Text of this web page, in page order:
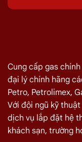
Cung cấp gas
đại lý chính hãng
Petro, Petrolimex,
Với đội ngũ kỹ
dịch vụ lắp đặt hệ
khách sạn, trường